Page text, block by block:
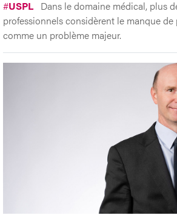
#USPL Dans le domaine médical, plus
professionnels considèrent le manque
comme un problème majeur.